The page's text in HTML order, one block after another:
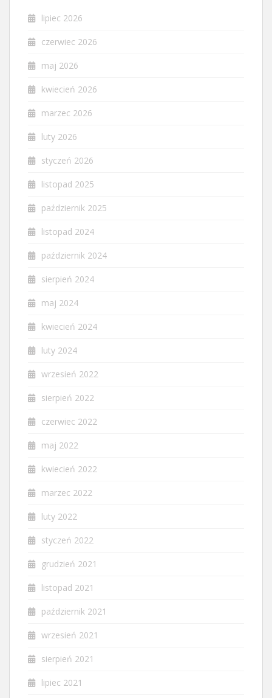
lipiec 2026
czerwiec 2026
maj 2026
kwiecień 2026
marzec 2026
luty 2026
styczeń 2026
listopad 2025
październik 2025
listopad 2024
październik 2024
sierpień 2024
maj 2024
kwiecień 2024
luty 2024
wrzesień 2022
sierpień 2022
czerwiec 2022
maj 2022
kwiecień 2022
marzec 2022
luty 2022
styczeń 2022
grudzień 2021
listopad 2021
październik 2021
wrzesień 2021
sierpień 2021
lipiec 2021